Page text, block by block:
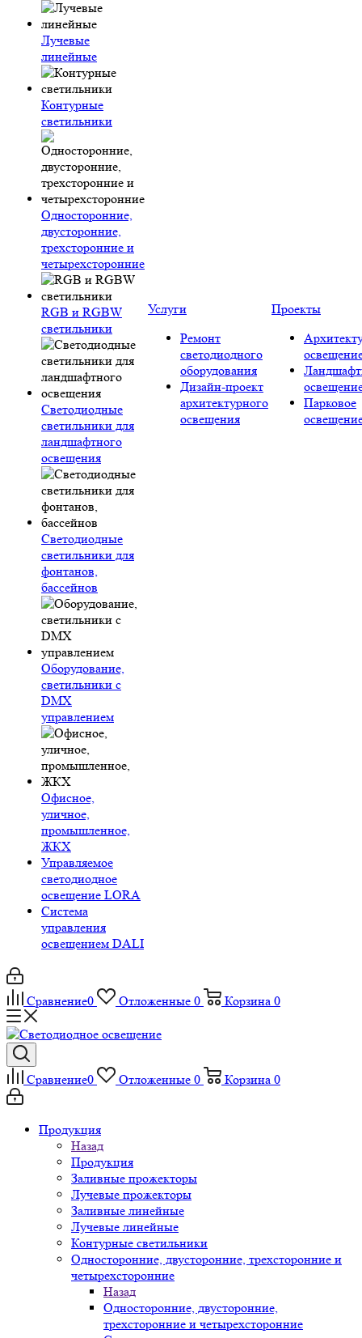
Лучевые
линейные
Контурные
светильники
Односторонние,
двусторонние,
трехсторонние и
четырехсторонние
RGB и RGBW
светильники
Светодиодные
светильники для
ландшафтного
освещения
Светодиодные
светильники для
фонтанов,
бассейнов
Оборудование,
светильники с
DMX
управлением
Офисное,
уличное,
промышленное,
ЖКХ
Управляемое
светодиодное
освещение LORA
Система
управления
освещением DALI
Услуги
Ремонт
светодиодного
оборудования
Дизайн-проект
архитектурного
освещения
Проекты
Парковое
Сравнение0 Отложенные 0 Корзина 0
Сравнение0 Отложенные 0 Корзина 0
Продукция
Назад
Продукция
Заливные прожекторы
Лучевые прожекторы
Заливные линейные
Лучевые линейные
Контурные светильники
Односторонние, двусторонние, трехсторонние и
четырехсторонние
Назад
Односторонние, двусторонние,
трехсторонние и четырехсторонние